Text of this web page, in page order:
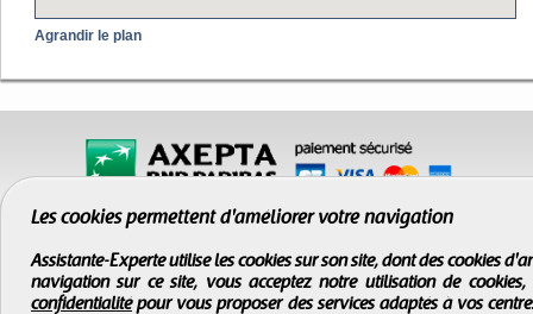
Agrandir le plan
Les cookies permettent d'améliorer votre navigation
Assistante-Experte utilise les cookies sur son site, dont des cookies
navigation sur ce site, vous acceptez notre utilisation de
confidentialitépour vous proposer des services adaptés à vos